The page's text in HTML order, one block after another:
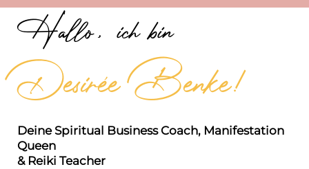
Hallo, ich bin
Desirée Benke!
Deine Spiritual Business Coach, Manifestation
Queen
& Reiki Teacher